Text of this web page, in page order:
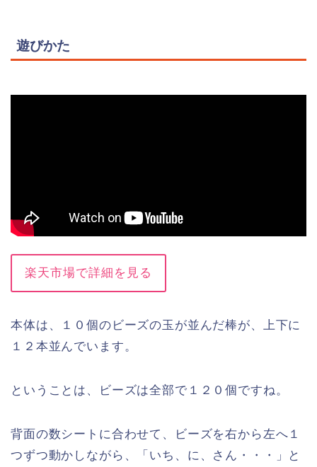
遊びかた
楽天市場で詳細を見る
本体は、１０個のビーズの玉が並んだ棒が、上下に
１２本並んでいます。
ということは、ビーズは全部で１２０個ですね。
背面の数シートに合わせて、ビーズを右から左へ１
つずつ動かしながら、「いち、に、さん・・・」と